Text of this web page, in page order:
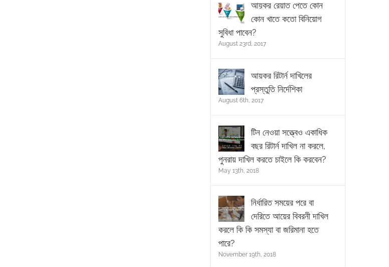
আয়কর রেয়াত পেতে কোন
কোন খাতে কতো বিনিয়োগ
সুবিধা পাবেন?
August 23rd, 2017
আয়কর রিটার্ন দাখিলের
প্রস্তুতি নির্দেশিকা
August 6th, 2017
টিন নেওয়া সত্ত্বেও একাধিক
বছর রিটার্ন দাখিল না করলে,
পুনরায় দাখিল করতে চাইলে কি করবেন?
May 13th, 2018
নির্ধারিত সময়ের পরে বা
দেরিতে আয়ের বিবরনী দাখিল
করলে কি কি সমস্যা বা জরিমানা হতে
পারে?
November 19th, 2018